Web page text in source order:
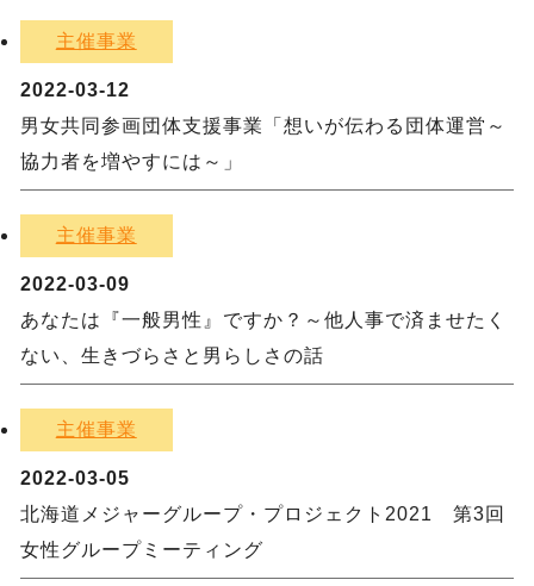
主催事業
2022-03-12
男女共同参画団体支援事業「想いが伝わる団体運営～
協力者を増やすには～」
主催事業
2022-03-09
あなたは『一般男性』ですか？～他人事で済ませたく
ない、生きづらさと男らしさの話
主催事業
2022-03-05
北海道メジャーグループ・プロジェクト2021 第3回
女性グループミーティング